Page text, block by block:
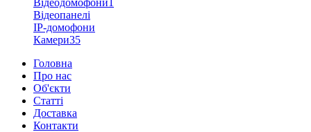
Відеодомофони
Відеопанелі
IP-домофони
Камери35
Головна
Про нас
Об'єкти
Статті
Доставка
Контакти